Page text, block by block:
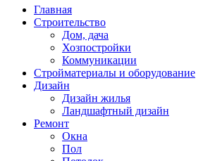
Главная
Строительство
Дом, дача
Хозпостройки
Коммуникации
Стройматериалы и оборудование
Дизайн
Дизайн жилья
Ландшафтный дизайн
Ремонт
Окна
Пол